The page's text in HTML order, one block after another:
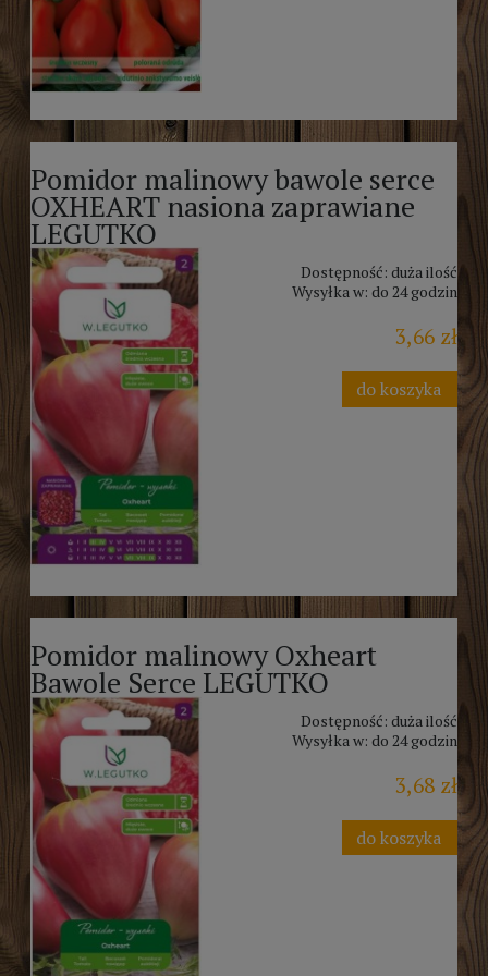
Pomidor malinowy bawole serce
OXHEART nasiona zaprawiane
LEGUTKO
Dostępność: duża ilość
Wysyłka w: do 24 godzin
3,66 zł
do koszyka
Pomidor malinowy Oxheart
Bawole Serce LEGUTKO
Dostępność: duża ilość
Wysyłka w: do 24 godzin
3,68 zł
do koszyka